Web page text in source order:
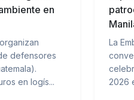
en
defensores
en logís...
La
2026